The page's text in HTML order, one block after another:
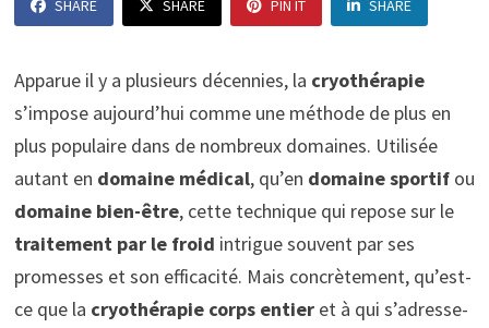
SHARE SHARE PIN IT SHARE
Apparue il y a plusieurs décennies, la cryothérapie
s’impose aujourd’hui comme une méthode de plus en
plus populaire dans de nombreux domaines. Utilisée
autant en domaine médical, qu’en domaine sportifou
domaine bien-être, cette technique qui repose sur le
traitement par le froid intrigue souvent par ses
promesses et son efficacité. Mais concrètement, qu’est-
ce que la cryothérapie corps entieret à qui s’adresse-